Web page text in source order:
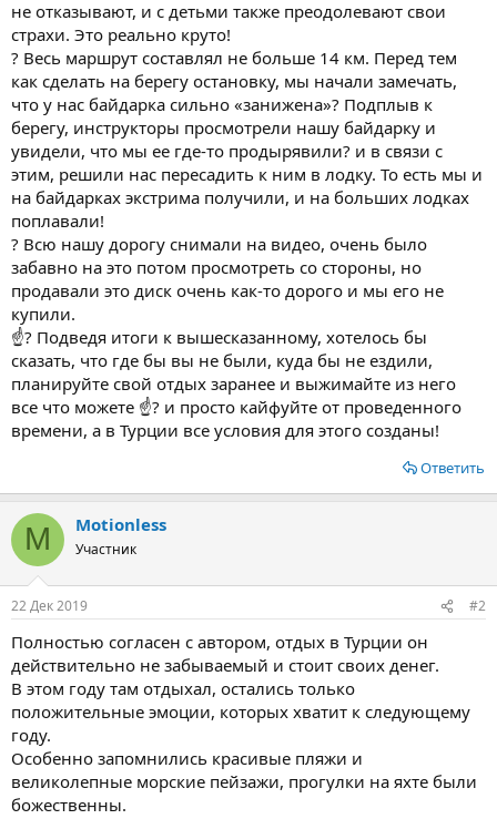
не отказывают, и с детьми также преодолевают свои
страхи. Это реально круто!
? Весь маршрут составлял не больше 14 км. Перед тем
как сделать на берегу остановку, мы начали замечать,
что у нас байдарка сильно «занижена»? Подплыв к
берегу, инструкторы просмотрели нашу байдарку и
увидели, что мы ее где-то продырявили? и в связи с
этим, решили нас пересадить к ним в лодку. То есть мы и
на байдарках экстрима получили, и на больших лодках
поплавали!
? Всю нашу дорогу снимали на видео, очень было
забавно на это потом просмотреть со стороны, но
продавали это диск очень как-то дорого и мы его не
купили.
☝? Подведя итоги к вышесказанному, хотелось бы
сказать, что где бы вы не были, куда бы не ездили,
планируйте свой отдых заранее и выжимайте из него
все что можете ☝? и просто кайфуйте от проведенного
времени, а в Турции все условия для этого созданы!
Ответить
M Motionless
Участник
22 Дек 2019 #2
Полностью согласен с автором, отдых в Турции он
действительно не забываемый и стоит своих денег.
В этом году там отдыхал, остались только
положительные эмоции, которых хватит к следующему
году.
Особенно запомнились красивые пляжи и
великолепные морские пейзажи, прогулки на яхте были
божественны.